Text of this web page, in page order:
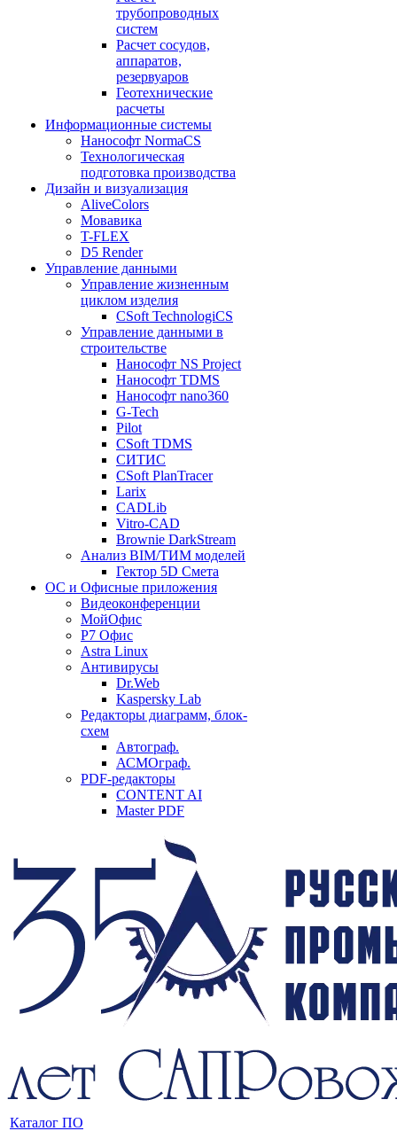
трубопроводных
систем
Расчет сосудов,
аппаратов,
резервуаров
Геотехнические
расчеты
Информационные системы
Нанософт NormaCS
Технологическая
подготовка производства
Дизайн и визуализация
AliveColors
Мовавика
T-FLEX
D5 Render
Управление данными
Управление жизненным
циклом изделия
CSoft TechnologiCS
Управление данными в
строительстве
Нанософт NS Project
Нанософт TDMS
Нанософт nano360
G-Tech
Pilot
CSoft TDMS
СИТИС
CSoft PlanTracer
Larix
CADLib
Vitro-CAD
Brownie DarkStream
Анализ BIM/ТИМ моделей
Гектор 5D Смета
ОС и Офисные приложения
Видеоконференции
МойОфис
P7 Офис
Astra Linux
Антивирусы
Dr.Web
Kaspersky Lab
Редакторы диаграмм, блок-
схем
Автограф.
АСМОграф.
PDF-редакторы
CONTENT AI
Master PDF
Каталог ПО